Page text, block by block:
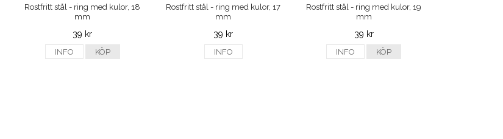
Rostfritt stål - ring med kulor, 18
mm
39 kr
INFO KÖP
Rostfritt stål - ring med kulor, 17
mm
39 kr
INFO
Rostfritt stål - ring med kulor, 19
mm
39 kr
INFO KÖP